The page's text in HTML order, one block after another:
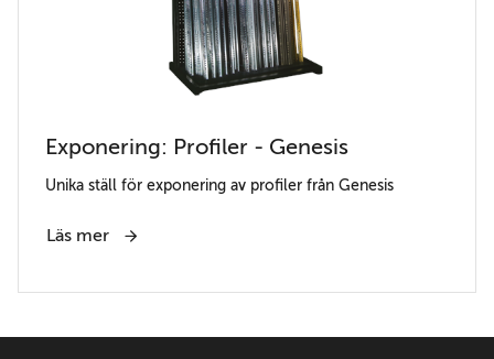
Exponering: Profiler - Genesis
Unika ställ för exponering av profiler från Genesis
Läs mer